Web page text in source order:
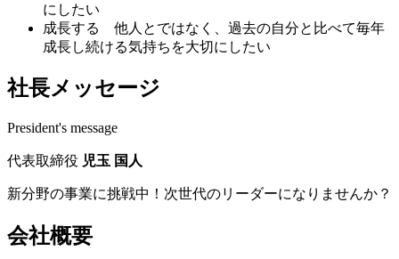
にしたい
成長する 他人とではなく、過去の自分と比べて毎年
成長し続ける気持ちを大切にしたい
社長メッセージ
President's message
代表取締役 児玉 国人
新分野の事業に挑戦中！次世代のリーダーになりませんか？
会社概要